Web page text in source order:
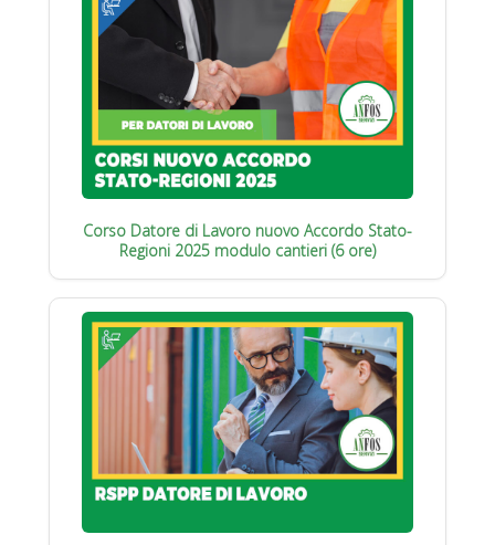
Corso Datore di Lavoro nuovo Accordo Stato-
Regioni 2025 modulo cantieri (6 ore)